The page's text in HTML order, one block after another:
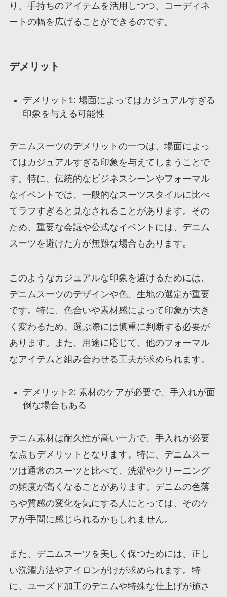
り、手持ちのアイテムを活用しつつ、コーディネ
ートの幅を広げることができるのです。
デメリット
デメリット1: 場面によってはカジュアルすぎる
印象を与える可能性
デニムスーツのデメリットの一つは、場面によっ
てはカジュアルすぎる印象を与えてしまうことで
す。特に、伝統的なビジネスシーンやフォーマル
なイベントでは、一般的なスーツスタイルに比べ
てラフすぎると見なされることがあります。その
ため、重要な会議や公式なイベントには、デニム
スーツを避けた方が無難な場合もあります。
このようなカジュアルな印象を避けるためには、
デニムスーツのデザインや色、生地の選定が重要
です。特に、色合いや素材感によって印象が大き
く変わるため、選ぶ際には慎重に判断する必要が
あります。また、用途に応じて、他のフォーマル
なアイテムと組み合わせる工夫が求められます。
デメリット2: 素材のケアが必要で、手入れが面
倒な場合もある
デニム素材は耐久性が高い一方で、手入れが必要
な点もデメリットとなります。特に、デニムスー
ツは通常のスーツと比べて、洗濯やクリーニング
の頻度が高くなることがあります。デニムの色落
ちや質感の変化を気にする人にとっては、そのケ
アが手間に感じられるかもしれません。
また、デニムスーツを美しく保つためには、正し
い洗濯方法やアイロンがけが求められます。特
に、ユーズド加工のデニムや特殊な仕上げが施さ